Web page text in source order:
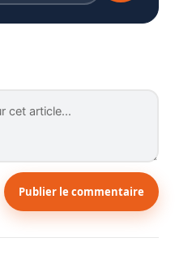
Publier le commentaire